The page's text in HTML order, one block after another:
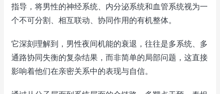
指导，将男性的神经系统、内分泌系统和血管系统视为一
个不可分割、相互联动、协同作用的有机整体。
它深刻理解到，男性夜间机能的衰退，往往是多系统、多
通路协同失衡的复杂结果，而非简单的局部问题，这直接
影响着他们在亲密关系中的表现与自信。